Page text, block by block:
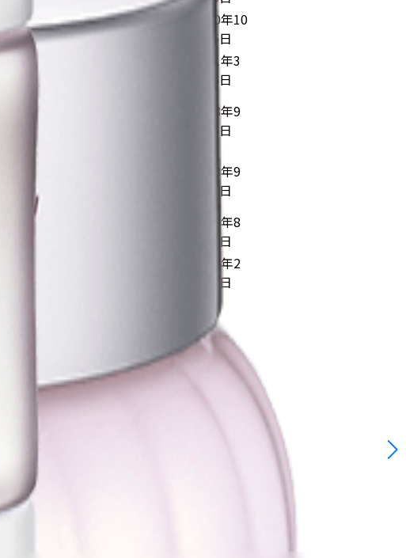
11,000
円
30mL 366.7円/mL
2020年10
月16日
3,520
2021年3
月16日
2018年9
月16日
495円
2018年9
月16日
4,950
2019年8
月21日
2016年2
月16日